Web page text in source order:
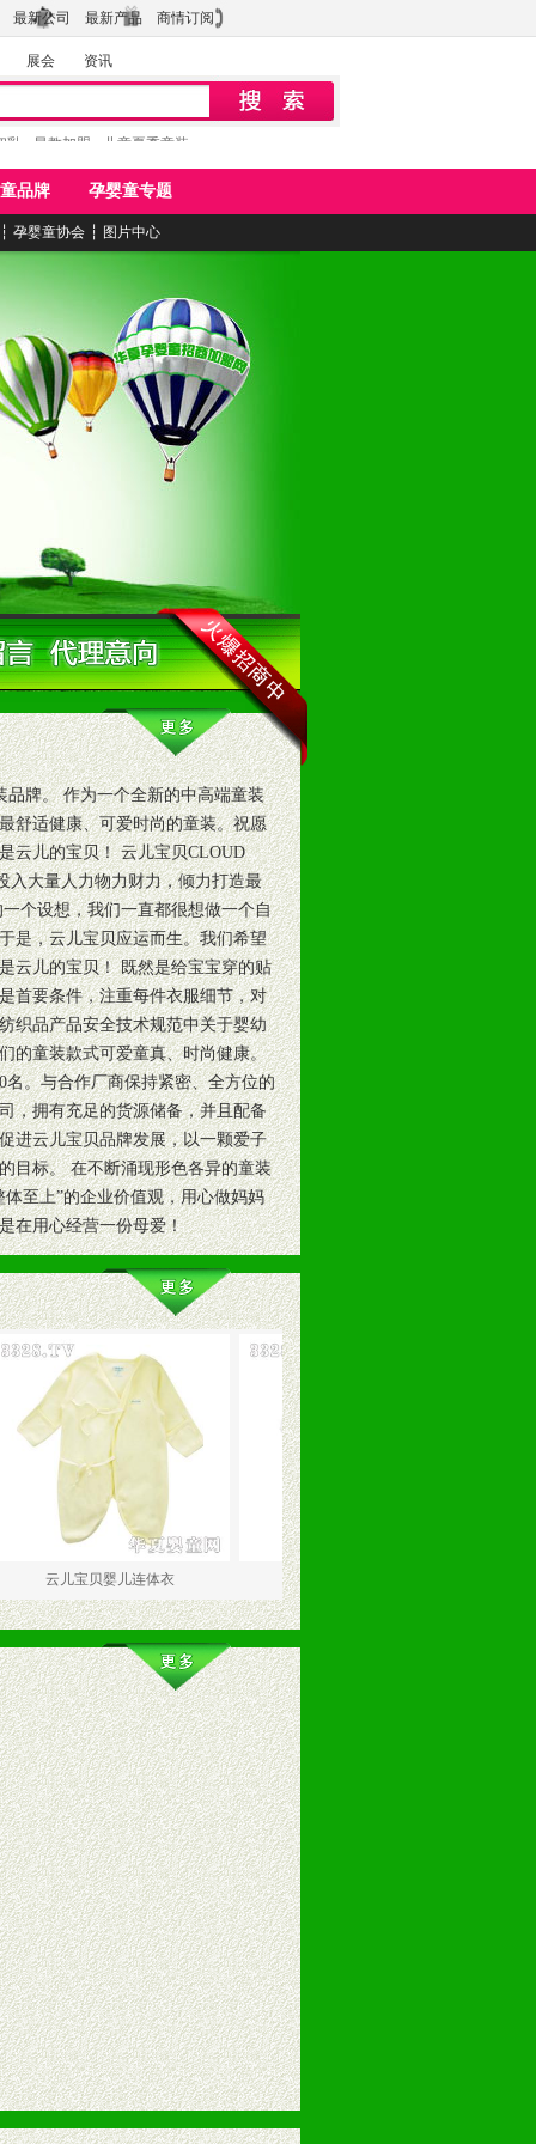
最新公司 最新产品 商情订阅
展会 资讯
乳 早教加盟 儿童夏季童装
品牌 孕婴童专题
┆ 孕婴童协会 ┆ 图片中心
牌。 作为一个全新的中高端童装
舒适健康、可爱时尚的童装。祝愿
云儿的宝贝！ 云儿宝贝CLOUD
入大量人力物力财力，倾力打造最
个设想，我们一直都很想做一个自
是，云儿宝贝应运而生。我们希望
云儿的宝贝！ 既然是给宝宝穿的贴
首要条件，注重每件衣服细节，对
织品产品安全技术规范中关于婴幼
的童装款式可爱童真、时尚健康。
。与合作厂商保持紧密、全方位的
，拥有充足的货源储备，并且配备
进云儿宝贝品牌发展，以一颗爱子
目标。 在不断涌现形色各异的童装
至上”的企业价值观，用心做妈妈
在用心经营一份母爱！
宝贝婴儿连体衣 云儿宝贝和尚服